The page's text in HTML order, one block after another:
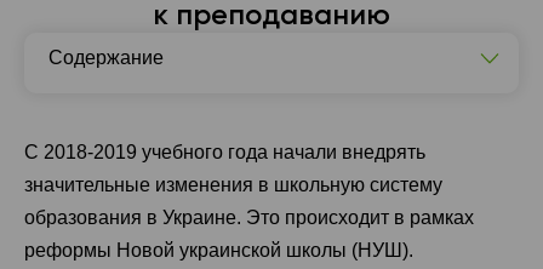
к преподаванию
Содержание
Предмет «Защита Украины»: методические
рекомендации и содержание курса
Из скольких разделов состоит предмет «Защита
Украины»?
С 2018-2019 учебного года начали внедрять
значительные изменения в школьную систему
образования в Украине. Это происходит в рамках
реформы Новой украинской школы (НУШ).